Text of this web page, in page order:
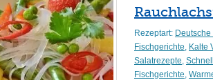
Rezeptart: Deutsche
Fischgerichte, Kalte
Salatrezepte,
Fischgerichte,